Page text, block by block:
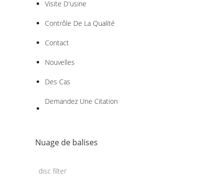
Visite D'usine
Contrôle De La Qualité
Contact
Nouvelles
Des Cas
Demandez Une Citation
Nuage de balises
disc filter